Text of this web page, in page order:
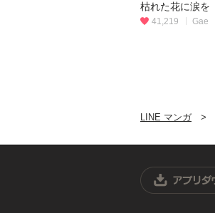
枯れた花に涙を
41,219 Gae
LINE マンガ